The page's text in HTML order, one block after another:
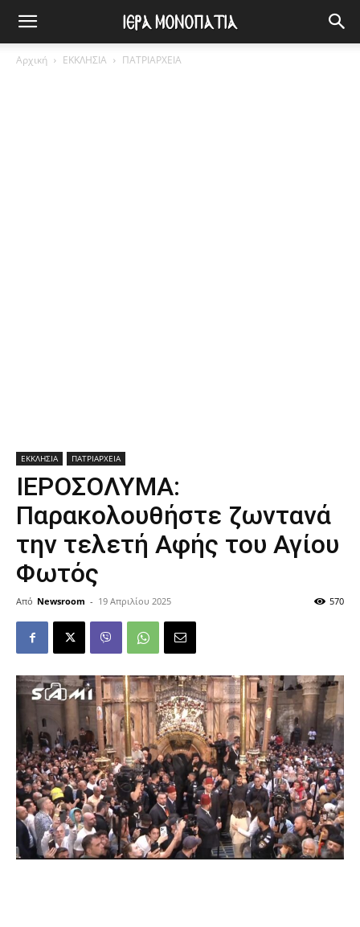
Αρχική ΕΚΚΛΗΣΙΑ ΠΑΤΡΙΑΡΧΕΙΑ
ΕΚΚΛΗΣΙΑ ΠΑΤΡΙΑΡΧΕΙΑ
ΙΕΡΟΣΟΛΥΜΑ:
Παρακολουθήστε ζωντανά
την τελετή Αφής του Αγίου
Φωτός
Από Newsroom - 19 Απριλίου 2025 570